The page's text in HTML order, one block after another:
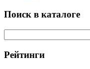
Поиск в каталоге
Рейтинги